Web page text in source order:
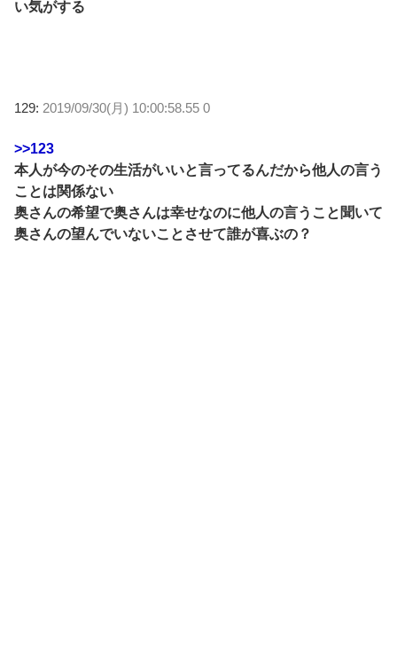
い気がする
129: 2019/09/30(月) 10:00:58.55 0
>>123
本人が今のその生活がいいと言ってるんだから他人の言う
ことは関係ない
奥さんの希望で奥さんは幸せなのに他人の言うこと聞いて
奥さんの望んでいないことさせて誰が喜ぶの？